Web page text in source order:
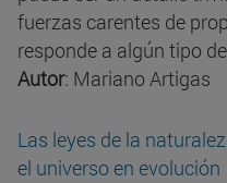
fuerzas carentes de
responde a algún tipo
Autor: Mariano Artigas
Las leyes de la
el universo en evolución